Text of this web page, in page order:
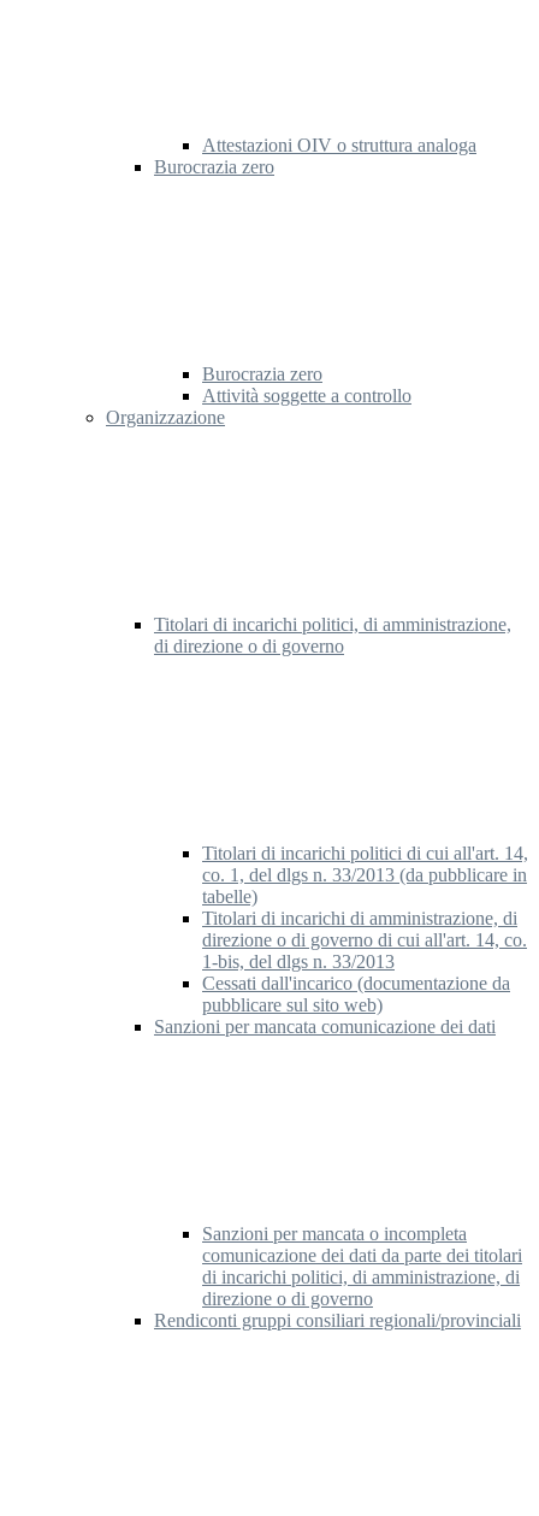
Attestazioni OIV o struttura analoga
Burocrazia zero
Burocrazia zero
Attività soggette a controllo
Organizzazione
Titolari di incarichi politici, di amministrazione,
di direzione o di governo
Titolari di incarichi politici di cui all'art. 14,
co. 1, del dlgs n. 33/2013 (da pubblicare in
tabelle)
Titolari di incarichi di amministrazione, di
direzione o di governo di cui all'art. 14, co.
1-bis, del dlgs n. 33/2013
Cessati dall'incarico (documentazione da
pubblicare sul sito web)
Sanzioni per mancata comunicazione dei dati
Sanzioni per mancata o incompleta
comunicazione dei dati da parte dei titolari
di incarichi politici, di amministrazione, di
direzione o di governo
Rendiconti gruppi consiliari regionali/provinciali